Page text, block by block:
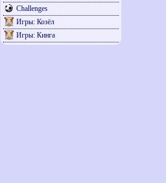
Challenges
Игры: Козёл
Игры: Кинга